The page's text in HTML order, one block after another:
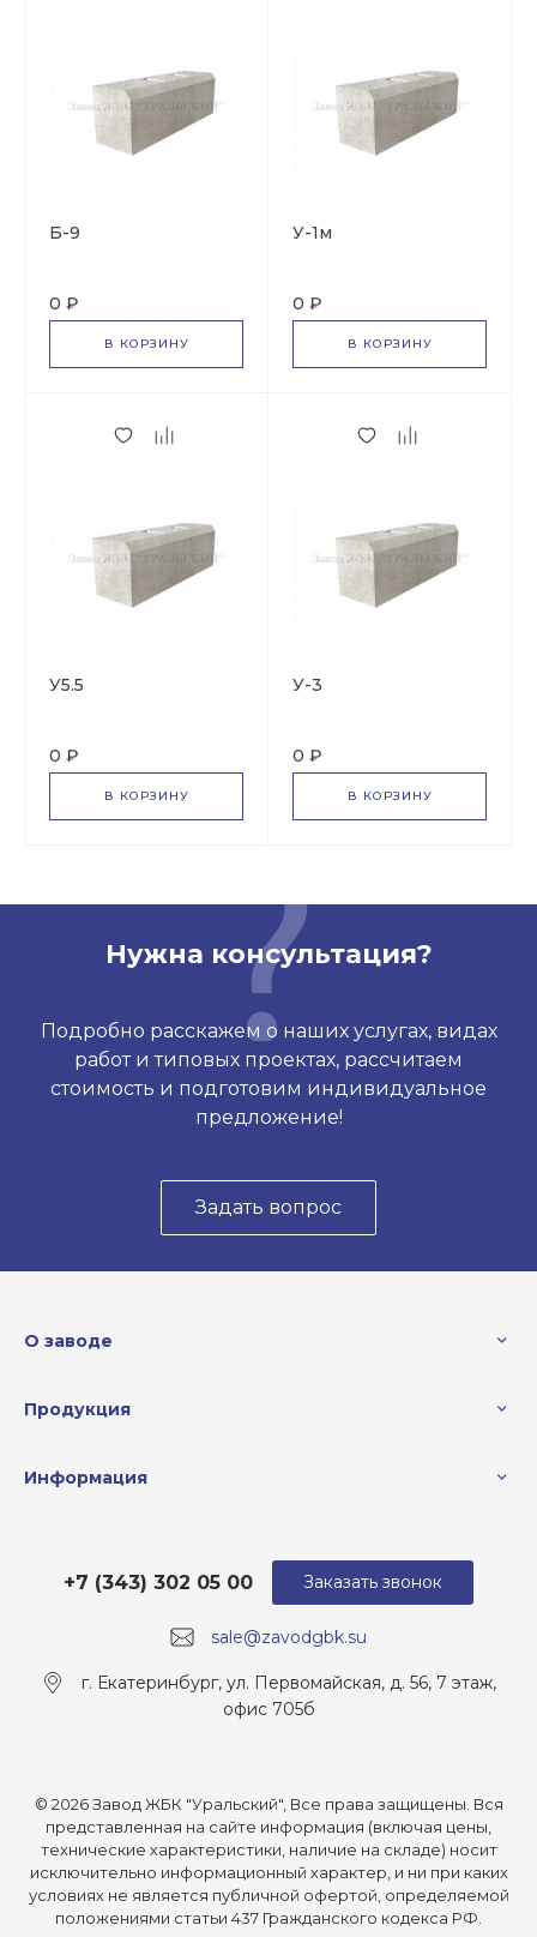
Б-9
0 ₽
В КОРЗИНУ
У-1м
0 ₽
В КОРЗИНУ
У5.5
0 ₽
В КОРЗИНУ
У-3
0 ₽
В КОРЗИНУ
Нужна консультация?
Подробно расскажем о наших услугах, видах
работ и типовых проектах, рассчитаем
стоимость и подготовим индивидуальное
предложение!
Задать вопрос
О заводе
Продукция
Информация
sale@zavodgbk.su
+7 (343) 302 05 00
г. Екатеринбург, ул. Первомайская, д. 56, 7 этаж,
офис 705б
Заказать звонок
© 2026 Завод ЖБК "Уральский", Все права защищены. Вся
представленная на сайте информация (включая цены,
технические характеристики, наличие на складе) носит
исключительно информационный характер, и ни при каких
условиях не является публичной офертой, определяемой
положениями статьи 437 Гражданского кодекса РФ.